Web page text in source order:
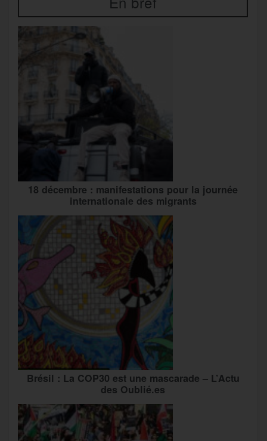
18 décembre : manifestations pour la journée
internationale des migrants
Brésil : La COP30 est une mascarade – L’Actu
des Oublié.es